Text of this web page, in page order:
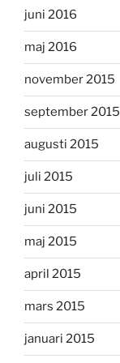
juni 2016
maj 2016
november 2015
september 2015
augusti 2015
juli 2015
juni 2015
maj 2015
april 2015
mars 2015
januari 2015